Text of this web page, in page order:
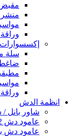
مقبض
سلة
انظمة الدش
شاور بانل
عامود دش 2 × 1
عامود دش